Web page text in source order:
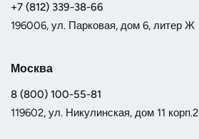
+7 (812) 339-38-66
196006, ул. Парковая, дом 6, литер Ж
Москва
8 (800) 100-55-81
119602, ул. Никулинская, дом 11 корп.2